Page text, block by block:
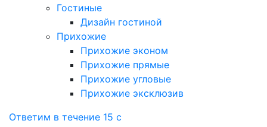
Гостиные
Дизайн гостиной
Прихожие
Прихожие эконом
Прихожие прямые
Прихожие угловые
Прихожие эксклюзив
Ответим в течение 15 с